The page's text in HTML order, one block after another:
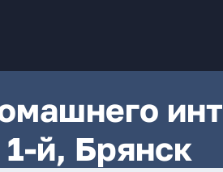
й, Брянск